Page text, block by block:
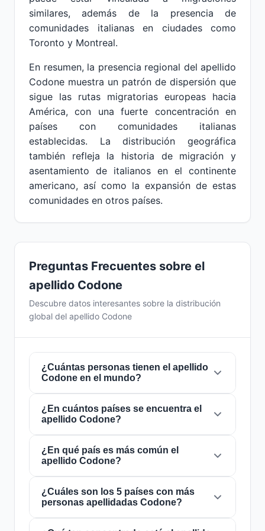
similares, además de la presencia de
comunidades italianas en ciudades como
Toronto y Montreal.
En resumen, la presencia regional del apellido
Codone muestra un patrón de dispersión que
sigue las rutas migratorias europeas hacia
América, con una fuerte concentración en
países con comunidades italianas
establecidas. La distribución geográfica
también refleja la historia de migración y
asentamiento de italianos en el continente
americano, así como la expansión de estas
comunidades en otros países.
Preguntas Frecuentes sobre el
apellido Codone
Descubre datos interesantes sobre la distribución
global del apellido Codone
¿Cuántas personas tienen el apellido
Codone en el mundo?
Actualmente hay aproximadamente47
personascon el apellido
mundo. Esto significa que aproximadamente 1
de cada170,212,766 personasen el mundo
lleva este apellido. Se encuentra presente en
países, lo que refleja su distribución global.
¿En cuántos países se encuentra el
apellido Codone?
El apellidoCodone está presente en
de todo el mundo. Esto lo clasifica como un
apellido de alcancelocal. Su presencia en
múltiples países indica patrones históricos de
migración y dispersión familiar a lo largo de los
siglos.
¿En qué país es más común el
apellido Codone?
El apellidoCodone es más común en
Argentina, donde lo portan aproximadamente
24 personas. Esto representa el51.1%del
¿Cuáles son los 5 países con más
personas apellidadas Codone?